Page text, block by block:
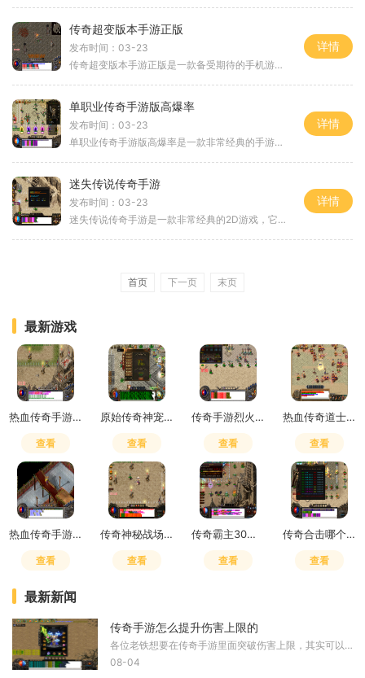
传奇超变版本手游正版
发布时间：03-23
传奇超变版本手游正版是一款备受期待的手机游戏，以其精美的画面、丰富的游戏内容和刺激的玩法而闻名。在这款游戏中，玩家将扮演一个勇者，踏上一段充满冒险和挑战的旅程。让
详情
单职业传奇手游版高爆率
发布时间：03-23
单职业传奇手游版高爆率是一款非常经典的手游，采用了2D游戏画面，让玩家可以在手机上享受到传奇游戏的乐趣。作为一款角色扮演游戏，单职业传奇手游版高爆率拥有丰富的玩法和精
详情
迷失传说传奇手游
发布时间：03-23
迷失传说传奇手游是一款非常经典的2D游戏，它继承了传奇游戏的血脉，结合了角色扮演和万人在线游戏的特点，给玩家带来了全新的游戏体验。在这个游戏中，玩家可以在广阔的游戏世
详情
首页 下一页 末页
最新游戏
热血传奇手游怎么快速升级战力值
查看
原始传奇神宠获得方式
查看
传奇手游烈火剑法书哪里打的多
查看
热血传奇道士带什么装备技能好
查看
热血传奇手游道士技能设置
查看
传奇神秘战场怎么去
查看
传奇霸主30倍地图爆什么装备
查看
传奇合击哪个组合开荒好用
查看
最新新闻
传奇手游怎么提升伤害上限的
各位老铁想要在传奇手游里面突破伤害上限，其实可以从装备系统入手哦。装备强化绝对是提升伤害最直接的方式之一，通过消耗强化材料可以稳步提升装备的基础属性，让你的攻击力
08-04